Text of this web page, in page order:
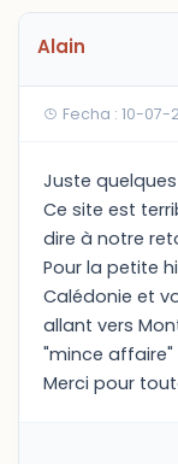
Alain
Fecha : 10-07-
Juste
Ce site est
dire à notre
Pour la petite
Calédonie et
allant vers
"mince affaire"
Merci pour